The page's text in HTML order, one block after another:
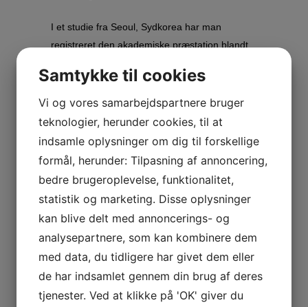
I et studie fra Seoul, Sydkorea har man
registreret den akademiske præstation blandt
hverdagen og sammenlignet med
præstationerne for en gruppe jævnaldrende
med tilstrækkelig søvn i hverdagen.
Det var ligeledes karakteristisk at gruppen med
utilstrækkelig søvn, indhentede den tabte søvn
ved at sove længere i weekenden.
Artiklen blev publiceret i Journal of Clinical
Sleep Medicine og kan sesher.
Gode søvnvaner resulterer derfor i gode
Samtykke til cookies
Vi og vores samarbejdspartnere bruger
teknologier, herunder cookies, til at
indsamle oplysninger om dig til forskellige
formål, herunder: Tilpasning af annoncering,
bedre brugeroplevelse, funktionalitet,
statistik og marketing. Disse oplysninger
kan blive delt med annoncerings- og
analysepartnere, som kan kombinere dem
med data, du tidligere har givet dem eller
de har indsamlet gennem din brug af deres
tjenester. Ved at klikke på 'OK' giver du